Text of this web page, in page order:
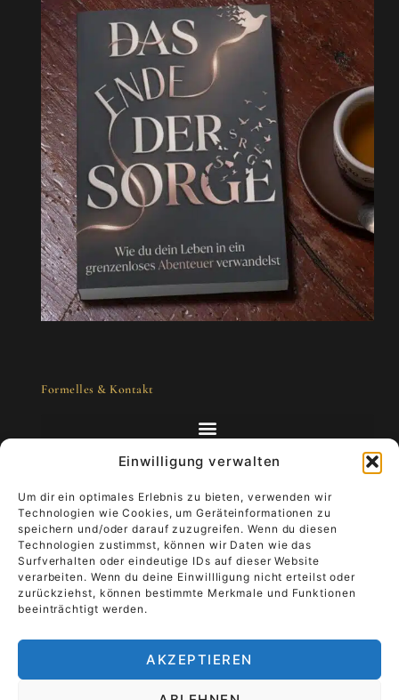
Einwilligung verwalten
Um dir ein optimales Erlebnis zu bieten, verwenden wir
Technologien wie Cookies, um Geräteinformationen zu
speichern und/oder darauf zuzugreifen. Wenn du diesen
Technologien zustimmst, können wir Daten wie das
Surfverhalten oder eindeutige IDs auf dieser Website
verarbeiten. Wenn du deine Einwillligung nicht erteilst oder
zurückziehst, können bestimmte Merkmale und Funktionen
beeinträchtigt werden.
AKZEPTIEREN
Formelles & Kontakt
Kunst zum Mitnehmen - Luxus, der lebt
Stell dir vor, dein Kunstwerk begleitet dich
durch den Alltag.Trage Luxus, der lebt, und
verleihe ihm Bedeutung.
der Kunst.
TiRa Churros